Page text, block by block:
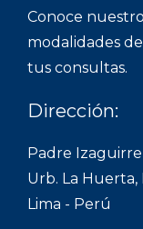
Conoce
modalidades
tus consultas.
Dirección:
Padre Izaguirre
Urb. La Huerta,
Lima - Perú